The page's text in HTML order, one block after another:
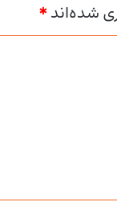
شده‌اند*